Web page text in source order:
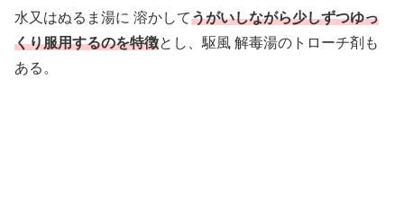
水又はぬるま湯に 溶かしてうがいしながら少しずつゆっ
くり服用するのを特徴とし、駆風 解毒湯のトローチ剤も
ある。